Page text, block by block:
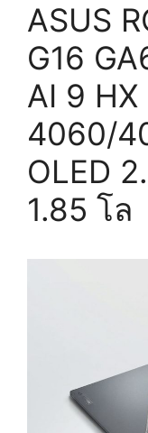
ASUS
G16
AI 9
4060/
OLED
1.85 โล